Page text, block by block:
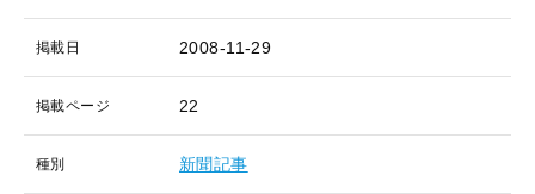
掲載日 2008-11-29
掲載ページ 22
種別 新聞記事